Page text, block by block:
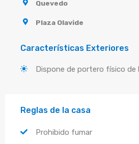
Quevedo
Plaza Olavide
Características Exteriores
Dispone de portero físico de
Reglas de la casa
Prohibido fumar